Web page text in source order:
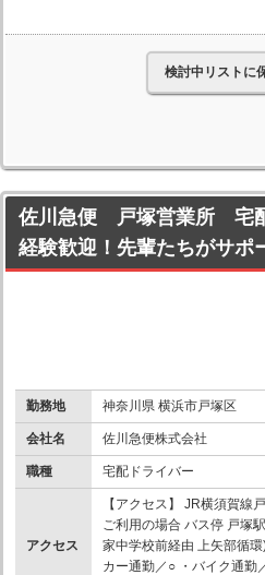
検討中リストに
佐川急便 戸塚営業所 宅
経験歓迎！先輩たちがサポ
勤務地 神奈川県 横浜市戸塚区
会社名 佐川急便株式会社
職種 宅配ドライバー
アクセス
【アクセス】 JR横須賀線
ご利用の場合 バス停 戸塚
家中学校前経由 上矢部循
カー通勤／○ ・バイク通